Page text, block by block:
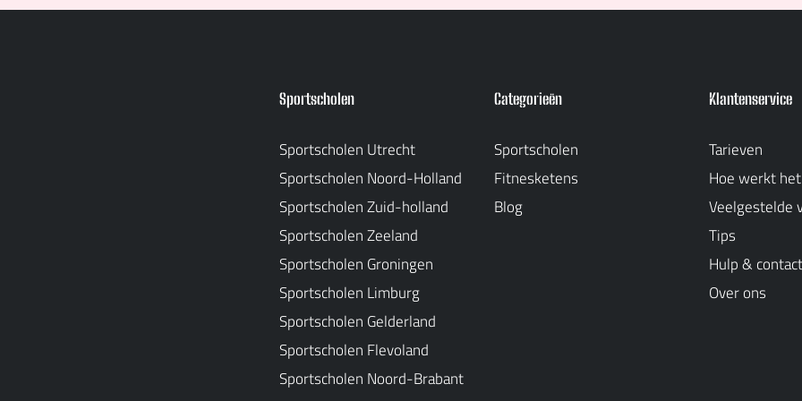
Sportscholen
Sportscholen Utrecht
Sportscholen Noord-Holland
Sportscholen Zuid-holland
Sportscholen Zeeland
Sportscholen Groningen
Sportscholen Limburg
Sportscholen Gelderland
Sportscholen Flevoland
Sportscholen Noord-Brabant
Categorieën
Sportscholen
Fitnesketens
Blog
Klantenservice
Tarieven
Hoe werkt het
Veelgestelde
Tips
Hulp & contact
Over ons